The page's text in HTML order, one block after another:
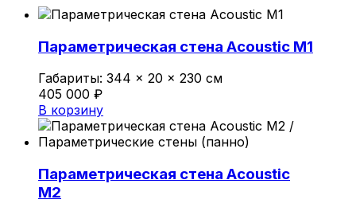
0
Обзор корзины
В корзине нет товаров.
Параметрическая стена Acoustic M1
Габариты: 344 × 20 × 230 см
405 000 ₽
В корзину
Параметрическая стена Acoustic
M2